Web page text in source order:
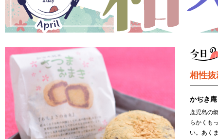
相性
かぢき庵
鹿児島の
らかくも
い。あく